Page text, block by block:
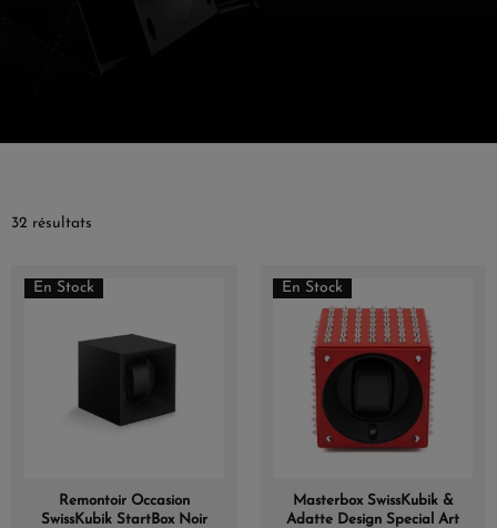
32 résultats
En Stock
Remontoir Occasion
SwissKubik StartBox Noir
En Stock
Masterbox SwissKubik &
Adatte Design Special Art